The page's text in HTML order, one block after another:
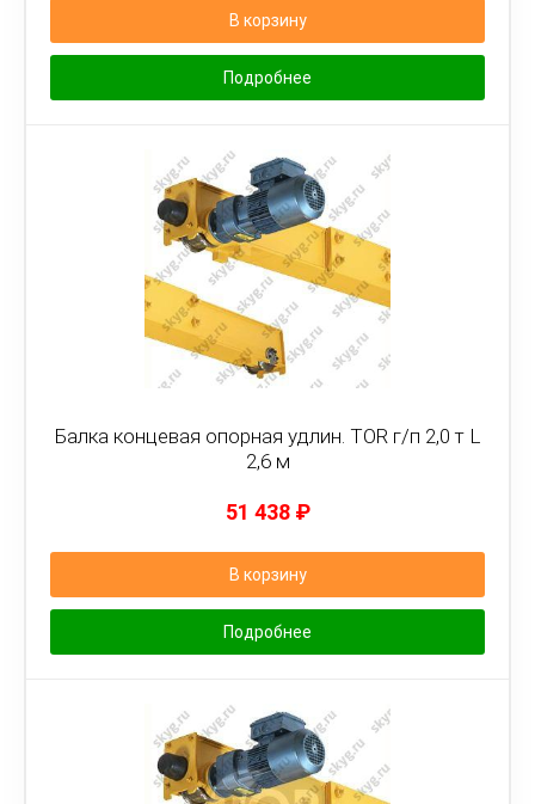
В корзину
Подробнее
Балка концевая опорная удлин. TOR г/п 2,0 т L
2,6 м
51 438 ₽
В корзину
Подробнее